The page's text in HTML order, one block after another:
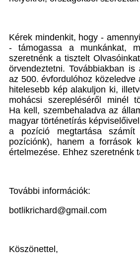
Kérek mindenkit, hogy -
- támogassa a munkánkat,
szeretnénk a tisztelt
örvendeztetni. Továbbiakban
az 500. évfordulóhoz közeledve
hitelesebb kép alakuljon ki,
mohácsi szerepléséről minél
Ha kell, szembehaladva az
magyar történetírás
a pozíció megtartása
pozíciónk), hanem a források
értelmezése. Ehhez szeretnénk
További információk:
botlikrichard@gmail.com
Köszönettel,